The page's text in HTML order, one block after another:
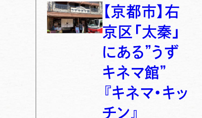
【京都市】右
京区「太秦」
にある”うず
キネマ館”
『キネマ・キッ
チン』